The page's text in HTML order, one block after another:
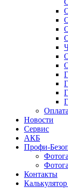
Оплата
Новости
Сервис
АКБ
Профи-
Контакты